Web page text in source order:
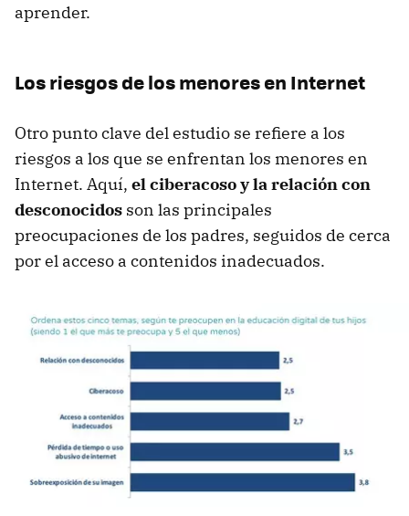
aprender.
Los riesgos de los menores en Internet
Otro punto clave del estudio se refiere a los
riesgos a los que se enfrentan los menores en
Internet. Aquí, el ciberacoso y la relación con
desconocidos son las principales
preocupaciones de los padres, seguidos de cerca
por el acceso a contenidos inadecuados.